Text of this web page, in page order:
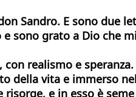
Sandro. E sono due
sono grato a Dio che
realismo e
della vita e immerso
e in esso è